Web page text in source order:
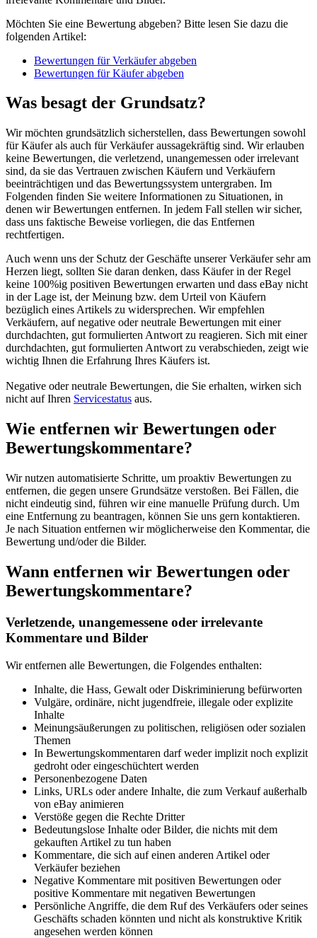
Möchten Sie eine Bewertung abgeben? Bitte lesen Sie dazu die
folgenden Artikel:
Bewertungen für Verkäufer abgeben
Bewertungen für Käufer abgeben
Was besagt der Grundsatz?
Wir möchten grundsätzlich sicherstellen, dass Bewertungen sowohl
für Käufer als auch für Verkäufer aussagekräftig sind. Wir erlauben
keine Bewertungen, die verletzend, unangemessen oder irrelevant
sind, da sie das Vertrauen zwischen Käufern und Verkäufern
beeinträchtigen und das Bewertungssystem untergraben. Im
Folgenden finden Sie weitere Informationen zu Situationen, in
denen wir Bewertungen entfernen. In jedem Fall stellen wir sicher,
dass uns faktische Beweise vorliegen, die das Entfernen
rechtfertigen.
Auch wenn uns der Schutz der Geschäfte unserer Verkäufer sehr am
Herzen liegt, sollten Sie daran denken, dass Käufer in der Regel
keine 100%ig positiven Bewertungen erwarten und dass eBay nicht
in der Lage ist, der Meinung bzw. dem Urteil von Käufern
bezüglich eines Artikels zu widersprechen. Wir empfehlen
Verkäufern, auf negative oder neutrale Bewertungen mit einer
durchdachten, gut formulierten Antwort zu reagieren. Sich mit einer
durchdachten, gut formulierten Antwort zu verabschieden, zeigt wie
wichtig Ihnen die Erfahrung Ihres Käufers ist.
Negative oder neutrale Bewertungen, die Sie erhalten, wirken sich
nicht auf Ihren Servicestatus aus.
Wie entfernen wir Bewertungen oder
Bewertungskommentare?
Wir nutzen automatisierte Schritte, um proaktiv Bewertungen zu
entfernen, die gegen unsere Grundsätze verstoßen. Bei Fällen, die
nicht eindeutig sind, führen wir eine manuelle Prüfung durch. Um
eine Entfernung zu beantragen, können Sie uns gern kontaktieren.
Je nach Situation entfernen wir möglicherweise den Kommentar, die
Bewertung und/oder die Bilder.
Wann entfernen wir Bewertungen oder
Bewertungskommentare?
Verletzende, unangemessene oder irrelevante
Kommentare und Bilder
Wir entfernen alle Bewertungen, die Folgendes enthalten:
Inhalte, die Hass, Gewalt oder Diskriminierung befürworten
Vulgäre, ordinäre, nicht jugendfreie, illegale oder explizite
Inhalte
Meinungsäußerungen zu politischen, religiösen oder sozialen
Themen
In Bewertungskommentaren darf weder implizit noch explizit
gedroht oder eingeschüchtert werden
Personenbezogene Daten
Links, URLs oder andere Inhalte, die zum Verkauf außerhalb
von eBay animieren
Verstöße gegen die Rechte Dritter
Bedeutungslose Inhalte oder Bilder, die nichts mit dem
gekauften Artikel zu tun haben
Kommentare, die sich auf einen anderen Artikel oder
Verkäufer beziehen
Negative Kommentare mit positiven Bewertungen oder
positive Kommentare mit negativen Bewertungen
Persönliche Angriffe, die dem Ruf des Verkäufers oder seines
Geschäfts schaden könnten und nicht als konstruktive Kritik
angesehen werden können